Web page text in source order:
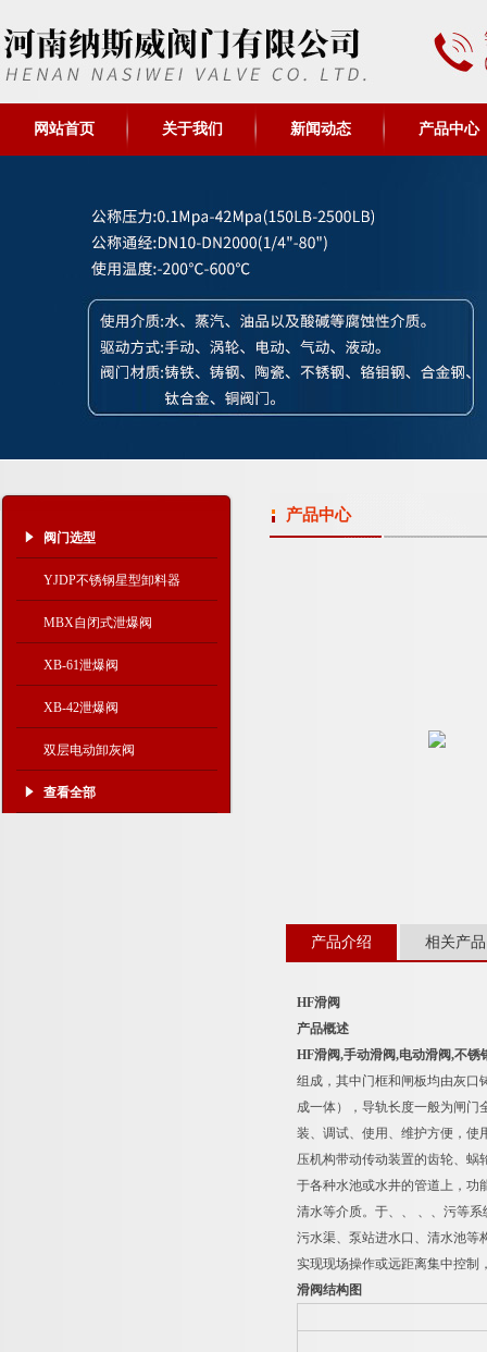
网站首页 关于我们 新闻动态 产品中心
阀门选型
YJDP不锈钢星型卸料器
MBX自闭式泄爆阀
XB-61泄爆阀
XB-42泄爆阀
双层电动卸灰阀
查看全部
产品中心
产品介绍 相关产品
HF滑阀
产品概述
HF滑阀,手动滑阀,电动滑阀,不锈
组成，其中门框和闸板均由灰口
成一体），导轨长度一般为闸门
装、调试、使用、维护方便，使
压机构带动传动装置的齿轮、蜗
于各种水池或水井的管道上，功
清水等介质。于、、 、、污等
污水渠、泵站进水口、清水池等
实现现场操作或远距离集中控制
滑阀结构图